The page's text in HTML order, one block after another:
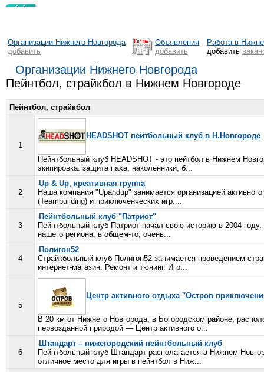
Организации Нижнего Новгорода
добавить
Объявления
добавить
Работа в
добавить
Организации Нижнего Новгорода
Пейнтбол, страйкбол в Нижнем Новгороде
Пейнтбол, страйкбол
1
HEADSHOT пейтбольный клуб в Н.Новгороде
Пейнтбольный клуб HEADSHOT - это пейтбол в Нижнем
экипировка: защита паха, наколенники, б...
2
Up & Up, креативная группа
Наша компания "Upandup" занимается организацией
(Teambuilding) и приключенческих игр....
3
Пейнтбольный клуб "Патриот"
Пейнтбольный клуб Патриот начал свою историю в 2004
нашего региона, в общем-то, очень...
4
Полигон52
Страйкбольный клуб Полигон52 занимается проведением
интернет-магазин. Ремонт и тюнинг. Игр...
5
Центр активного отдыха "Остров
В 20 км от Нижнего Новгорода, в Богородском районе,
первозданной природой — Центр активного о...
6
Штандарт – нижегородский пейнтбольный клуб
Пейнтбольный клуб Штандарт располагается в Нижнем
отличное место для игры в пейнтбол в Ниж...